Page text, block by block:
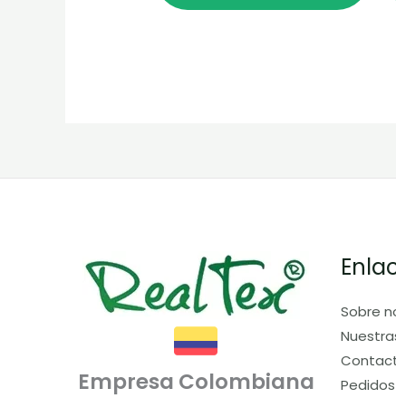
Empresa Colombiana
Sobre
Pedidos